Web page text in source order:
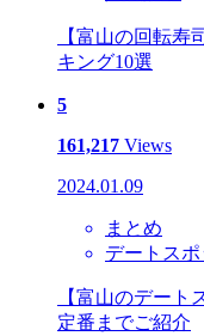
【富山の回転寿
キング10選
5
161,217 Views
2024.01.09
まとめ
デートスポ
【富山のデート
定番までご紹介